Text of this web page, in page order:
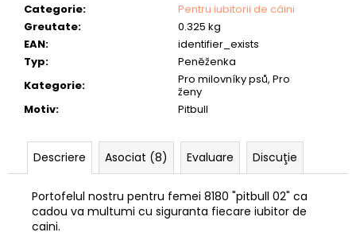
Categorie:
Pentru iubitorii de câini
Greutate:
0.325 kg
EAN:
identifier_exists
Typ:
Peněženka
Kategorie:
Pro milovníky psů, Pro
ženy
Motiv: Pitbull
Descriere Asociat (8) Evaluare Discuţie
Portofelul nostru pentru femei 8180 "pitbull 02" ca
cadou va multumi cu siguranta fiecare iubitor de
caini.
lei137,61